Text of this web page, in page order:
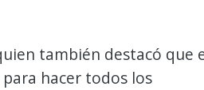
también destacó que
hacer todos los